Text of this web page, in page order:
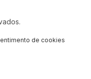
de cookies